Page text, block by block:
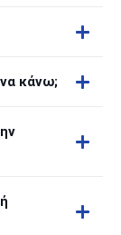
κάνω;